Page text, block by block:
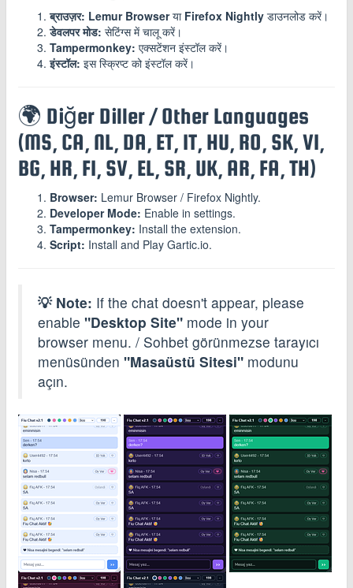
ब्राउज़र: Lemur Browserया Firefox Nightly डाउनलोड करें।
डेवलपर मोड: सेटिंग्स में चालू करें।
Tampermonkey: एक्सटेंशन इंस्टॉल करें।
इंस्टॉल: इस स्क्रिप्ट को इंस्टॉल करें।
🌍 Diğer Diller / Other Languages
(MS, CA, NL, DA, ET, IT, HU, RO, SK, VI,
BG, HR, FI, SV, EL, SR, UK, AR, FA, TH)
Browser: Lemur Browser / Firefox Nightly.
Developer Mode: Enable in settings.
Tampermonkey: Install the extension.
Script: Install and Play Gartic.io.
💡 Note: If the chat doesn't appear, please
enable "Desktop Site" mode in your
browser menu. / Sohbet görünmezse tarayıcı
menüsünden "Masaüstü Sitesi" modunu
açın.